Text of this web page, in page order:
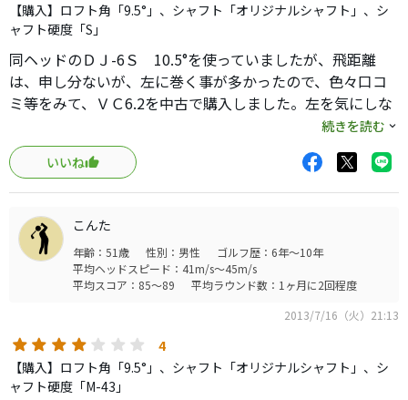
【購入】ロフト角「9.5°」、シャフト「オリジナルシャフト」、シ
ャフト硬度「S」
同ヘッドのＤＪ-6Ｓ 10.5°を使っていましたが、飛距離
は、申し分ないが、左に巻く事が多かったので、色々口コ
ミ等をみて、ＶＣ6.2を中古で購入しました。左を気にしな
いで、叩いていけるので、ＦＷキープ率が、上がりまし
た。
続きを読む
いいね
こんた
年齢：51歳 性別：男性
ゴルフ歴：6年～10年
平均ヘッドスピード：41m/s～45m/s
平均スコア：85～89
平均ラウンド数：1ヶ月に2回程度
2013/7/16（火）21:13
4
【購入】ロフト角「9.5°」、シャフト「オリジナルシャフト」、シ
ャフト硬度「M-43」